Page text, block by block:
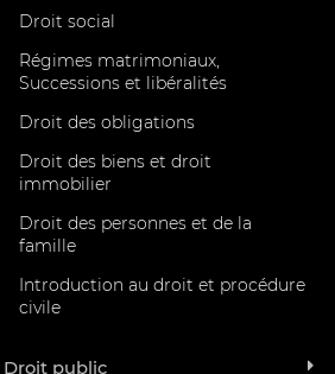
Droit social
Régimes matrimoniaux,
Successions et libéralités
Droit des obligations
Droit des biens et droit
immobilier
Droit des personnes et de la
famille
Introduction au droit et procédure
civile
Droit public